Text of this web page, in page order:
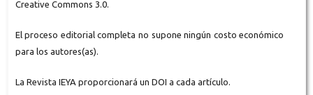
Creative Commons 3.0.
El proceso editorial completa no supone ningún costo económico
para los autores(as).
La Revista IEYA proporcionará un DOI a cada artículo.